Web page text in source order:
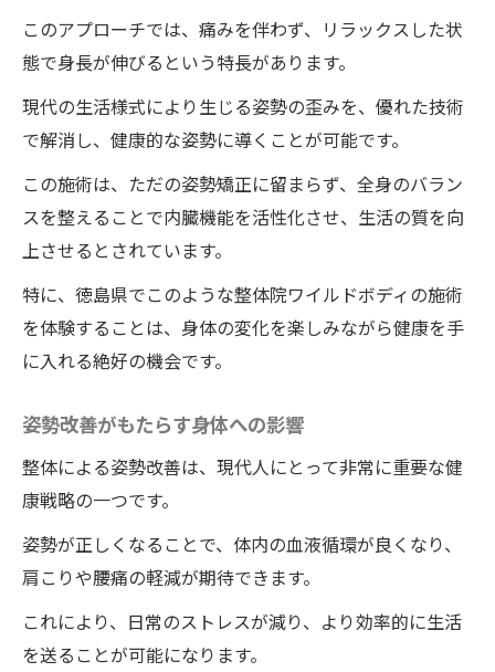
長期的な視点で見る整体体験の価値
住町のワイルドボディの施術選択肢
地元の人々に愛される整体院
藍住町の整体院ワイルドボディの評判と口
コミ
整体で変わる！身長の悩みを解消するワイルド
ボディの方法
悩みを解消するためのステップ
ワイルドボディの効果的な方法
施術後のアフターケアが重要
身長の悩みを理解する整体師
整体で身長の悩みを解決した事例
このアプローチでは、痛みを伴わず、リラックスした状
態で身長が伸びるという特長があります。
現代の生活様式により生じる姿勢の歪みを、優れた技術
で解消し、健康的な姿勢に導くことが可能です。
この施術は、ただの姿勢矯正に留まらず、全身のバラン
スを整えることで内臓機能を活性化させ、生活の質を向
上させるとされています。
特に、徳島県でこのような整体院ワイルドボディの施術
を体験することは、身体の変化を楽しみながら健康を手
に入れる絶好の機会です。
姿勢改善がもたらす身体への影響
整体による姿勢改善は、現代人にとって非常に重要な健
康戦略の一つです。
姿勢が正しくなることで、体内の血液循環が良くなり、
肩こりや腰痛の軽減が期待できます。
これにより、日常のストレスが減り、より効率的に生活
を送ることが可能になります。